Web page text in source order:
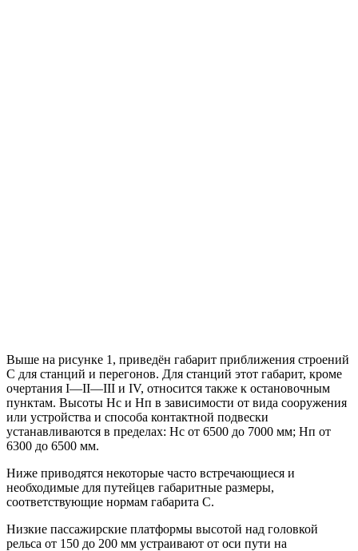
Выше на рисунке 1, приведён габарит приближения строений
С для станций и перегонов. Для станций этот габарит, кроме
очертания I—II—III и IV, относится также к остановочным
пунктам. Высоты Нс и Нп в зависимости от вида сооружения
или устройства и способа контактной подвески
устанавливаются в пределах: Нс от 6500 до 7000 мм; Нп от
6300 до 6500 мм.
Ниже приводятся некоторые часто встречающиеся и
необходимые для путейцев габаритные размеры,
соответствующие нормам габарита С.
Низкие пассажирские платформы высотой над головкой
рельса от 150 до 200 мм устраивают от оси пути на